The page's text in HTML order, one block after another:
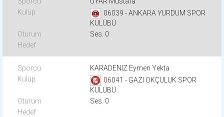
06039 - ANKARA YURDUM SPOR
KULÜBÜ
Ses. 0
KARADENIZ Eymen Yekta
06041 - GAZI OKÇULUK SPOR
KULÜBÜ
Ses. 0